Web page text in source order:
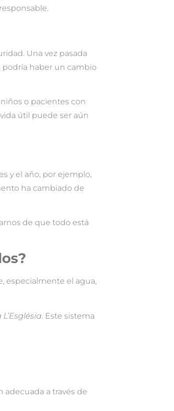
Una vez pasada
podría haber un cambio
o pacientes con
útil puede ser aún
y el año, por ejemplo,
ha cambiado de
de que todo está
especialmente el agua,
. Este sistema
adecuada a través de